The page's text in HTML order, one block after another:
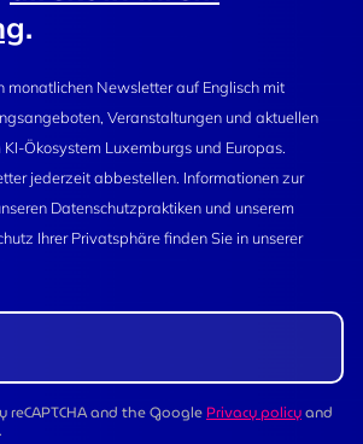
.
monatlichen Newsletter auf Englisch mit
Veranstaltungen und aktuellen
Ökosystem Luxemburgs und Europas.
jederzeit abbestellen. Informationen zur
Datenschutzpraktiken und unserem
Ihrer Privatsphäre finden Sie in unserer
and the GooglePrivacy policyand